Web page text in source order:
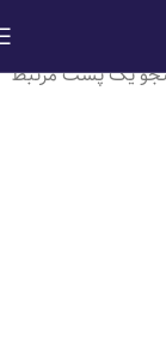
یک پست مرتبط